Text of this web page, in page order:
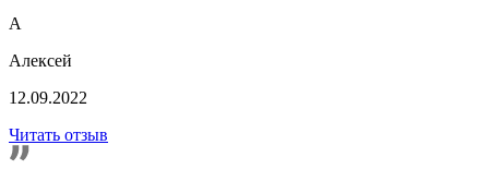
А
Алексей
12.09.2022
Читать отзыв